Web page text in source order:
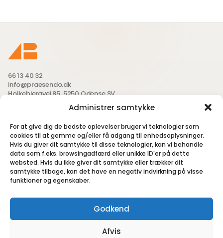
Administrer samtykke
For at give dig de bedste oplevelser bruger vi teknologier som
cookies til at gemme og/eller få adgang til enhedsoplysninger.
Hvis du giver dit samtykke til disse teknologier, kan vi behandle
data som f.eks. browsingadfærd eller unikke ID'er på dette
websted. Hvis du ikke giver dit samtykke eller trækker dit
samtykke tilbage, kan det have en negativ indvirkning på visse
funktioner og egenskaber.
Godkend
Afvis
66 13 40 32
info@praesendo.dk
Holkebjergvej 85, 5250 Odense SV
Følg med på SoMe - små glimt fra hverdagen, projekter og
løsninger vi nørder med.